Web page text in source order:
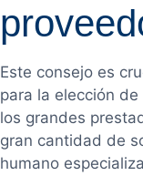
Este consejo es
para la elección de
los grandes
gran cantidad de
humano